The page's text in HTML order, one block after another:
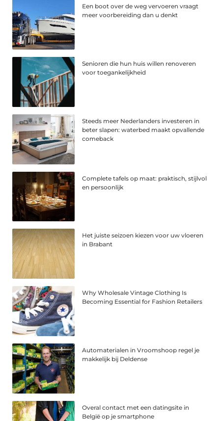
Een boot over de weg vervoeren vraagt
meer voorbereiding dan u denkt
Senioren die hun huis willen renoveren
voor toegankelijkheid
Steeds meer Nederlanders investeren in
beter slapen: waterbed maakt opvallende
comeback
Complete tafels op maat: praktisch, stijlvol
en persoonlijk
Het juiste seizoen kiezen voor uw vloeren
in Brabant
Why Wholesale Vintage Clothing Is
Becoming Essential for Fashion Retailers
Automaterialen in Vroomshoop regel je
makkelijk bij Deldense
Overal contact met een datingsite in
België op je smartphone